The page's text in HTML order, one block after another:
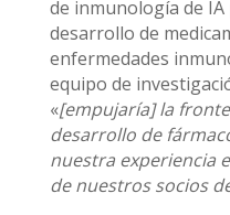
de inmunología de
desarrollo de
enfermedades
equipo de
«[empujaría] la
desarrollo de
nuestra experiencia
de nuestros socios